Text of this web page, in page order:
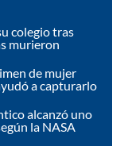
colegio tras
murieron
de mujer
a capturarlo
alcanzó uno
la NASA